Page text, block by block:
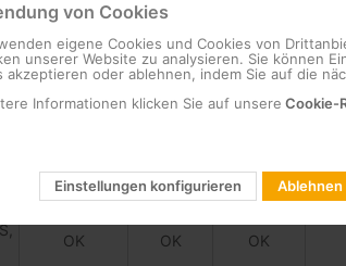
Geräten, an die sie angeschlossen werden,
zur Verfügung. Die
OK OK OK
von Cookies
eigene Cookies und Cookies von
unserer Website zu analysieren. Sie können
akzeptieren oder ablehnen, indem Sie auf die
Informationen klicken Sie auf unsere Cookie-
Einstellungen konfigurieren Ablehnen